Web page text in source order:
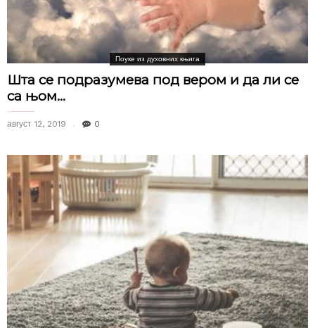
Поуке из духовних књига
Шта се подразумева под вером и да ли се
са њом...
август 12, 2019 0